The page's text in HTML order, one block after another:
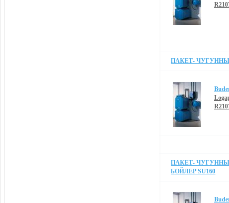
ПАКЕТ- ЧУГУННЫЙ
ПАКЕТ- ЧУГУННЫЙ
БОЙЛЕР SU160